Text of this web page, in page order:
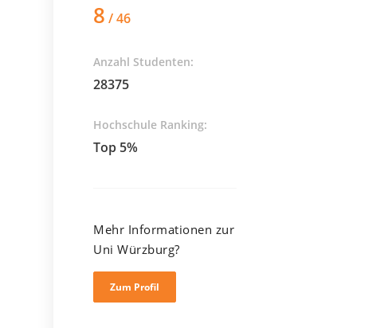
8 / 46
Anzahl Studenten:
28375
Hochschule Ranking:
Top 5%
Mehr Informationen zur
Uni Würzburg?
Zum Profil